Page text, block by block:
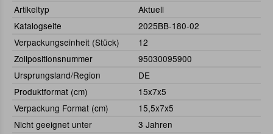
Artikeltyp
Aktuell
Katalogseite
2025BB-180-02
Verpackungseinheit (Stück)
12
Zollpositionsnummer
95030095900
Ursprungsland/Region
DE
Produktformat (cm)
15x7x5
Verpackung Format (cm)
15,5x7x5
Nicht geeignet unter
3 Jahren